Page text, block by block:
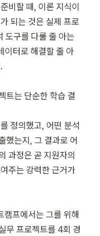
비할 때, 이론 지식이
되는 것은 실제 프로
도구를 다룰 줄 아는
이터로 해결할 줄 아
트는 단순한 학습 결
정의했고, 어떤 분석
했는지, 그 결과로 어
과정은 곧 지원자의
주는 강력한 근거가
캠프에서는 그를 위해
무 프로젝트를 4회 경